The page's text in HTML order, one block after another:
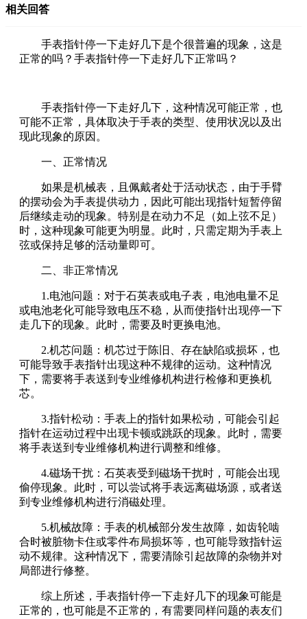
相关回答
手表指针停一下走好几下是个很普遍的现象，这是
正常的吗？手表指针停一下走好几下正常吗？
手表指针停一下走好几下，这种情况可能正常，也
可能不正常，具体取决于手表的类型、使用状况以及出
现此现象的原因。
一、正常情况
如果是机械表，且佩戴者处于活动状态，由于手臂
的摆动会为手表提供动力，因此可能出现指针短暂停留
后继续走动的现象。特别是在动力不足（如上弦不足）
时，这种现象可能更为明显。此时，只需定期为手表上
弦或保持足够的活动量即可。
二、非正常情况
1.电池问题：对于石英表或电子表，电池电量不足
或电池老化可能导致电压不稳，从而使指针出现停一下
走几下的现象。此时，需要及时更换电池。
2.机芯问题：机芯过于陈旧、存在缺陷或损坏，也
可能导致手表指针出现这种不规律的运动。这种情况
下，需要将手表送到专业维修机构进行检修和更换机
芯。
3.指针松动：手表上的指针如果松动，可能会引起
指针在运动过程中出现卡顿或跳跃的现象。此时，需要
将手表送到专业维修机构进行调整和维修。
4.磁场干扰：石英表受到磁场干扰时，可能会出现
偷停现象。此时，可以尝试将手表远离磁场源，或者送
到专业维修机构进行消磁处理。
5.机械故障：手表的机械部分发生故障，如齿轮啮
合时被脏物卡住或零件布局损坏等，也可能导致指针运
动不规律。这种情况下，需要清除引起故障的杂物并对
局部进行修整。
综上所述，手表指针停一下走好几下的现象可能是
正常的，也可能是不正常的，有需要同样问题的表友们